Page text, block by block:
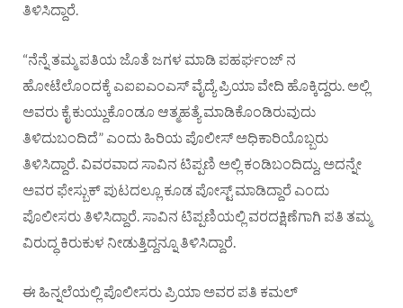
ತಿಳಿಸಿದ್ದಾರೆ.
“ನೆನ್ನೆ ತಮ್ಮ ಪತಿಯ ಜೊತೆ ಜಗಳ ಮಾಡಿ ಪಹರ್ಘಂಜ್ ನ
ಹೋಟೆಲೊಂದಕ್ಕೆ ಎಐಐಎಂಎಸ್ ವೈದ್ಯೆ ಪ್ರಿಯಾ ವೇದಿ ಹೊಕ್ಕಿದ್ದರು. ಅಲ್ಲಿ
ಅವರು ಕೈ ಕುಯ್ದುಕೊಂಡೂ ಆತ್ಮಹತ್ಯೆ ಮಾಡಿಕೊಂಡಿರುವುದು
ತಿಳಿದುಬಂದಿದೆ” ಎಂದು ಹಿರಿಯ ಪೊಲೀಸ್ ಅಧಿಕಾರಿಯೊಬ್ಬರು
ತಿಳಿಸಿದ್ದಾರೆ. ವಿವರವಾದ ಸಾವಿನ ಟಿಪ್ಪಣಿ ಅಲ್ಲಿ ಕಂಡಿಬಂದಿದ್ದು, ಅದನ್ನೇ
ಅವರ ಫೇಸ್ಬುಕ್ ಪುಟದಲ್ಲೂ ಕೂಡ ಪೋಸ್ಟ್ ಮಾಡಿದ್ದಾರೆ ಎಂದು
ಪೊಲೀಸರು ತಿಳಿಸಿದ್ದಾರೆ. ಸಾವಿನ ಟಿಪ್ಪಣಿಯಲ್ಲಿ ವರದಕ್ಷಿಣೆಗಾಗಿ ಪತಿ ತಮ್ಮ
ವಿರುದ್ಧ ಕಿರುಕುಳ ನೀಡುತ್ತಿದ್ದನ್ನೂ ತಿಳಿಸಿದ್ದಾರೆ.
ಈ ಹಿನ್ನಲೆಯಲ್ಲಿ ಪೊಲೀಸರು ಪ್ರಿಯಾ ಅವರ ಪತಿ ಕಮಲ್